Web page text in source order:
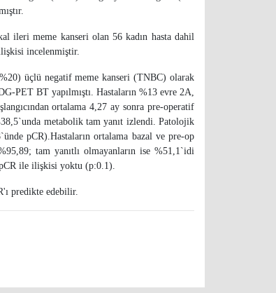
ileri meme kanseri olan 56 kadın hasta dahil
incelenmiştir.
üçlü negatif meme kanseri (TNBC) olarak
PET BT yapılmıştı. Hastaların %13 evre 2A,
ortalama 4,27 ay sonra pre-operatif
metabolik tam yanıt izlendi. Patolojik
pCR).Hastaların ortalama bazal ve pre-op
tam yanıtlı olmayanların ise %51,1`idi
ile ilişkisi yoktu (p:0.1).
predikte edebilir.